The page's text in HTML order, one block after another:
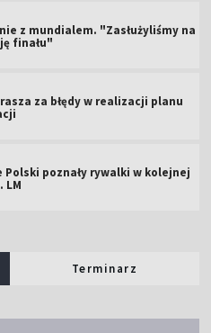
z mundialem. "Zasłużyliśmy na
finału"
za błędy w realizacji planu
Polski poznały rywalki w kolejnej
LM
Terminarz